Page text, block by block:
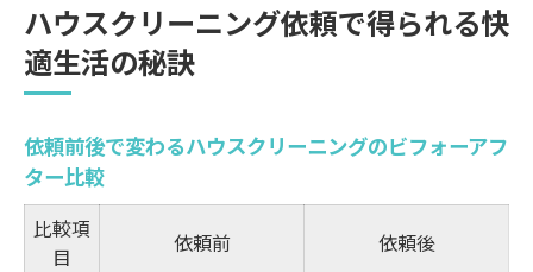
ハウスクリーニング依頼で得られる快
適生活の秘訣
依頼前後で変わるハウスクリーニングのビフォーアフ
ター比較
比較項
目
依頼前 依頼後